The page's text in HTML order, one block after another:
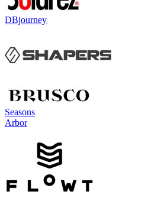
DBjourney
Seasons
Arbor